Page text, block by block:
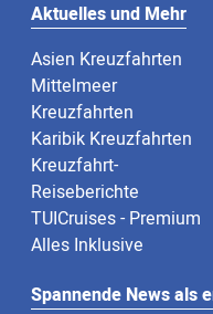
Aktuelles und Mehr
Asien Kreuzfahrten
Mittelmeer
Kreuzfahrten
Karibik Kreuzfahrten
Kreuzfahrt-
Reiseberichte
TUICruises - Premium
Alles Inklusive
Spannende News als